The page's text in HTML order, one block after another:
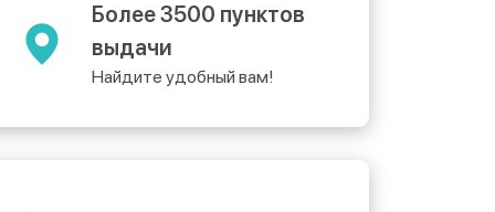
Более 3500 пунктов
выдачи
Найдите удобный вам!